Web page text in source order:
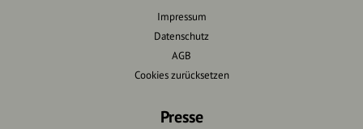
Impressum
Datenschutz
AGB
Cookies zurücksetzen
Presse